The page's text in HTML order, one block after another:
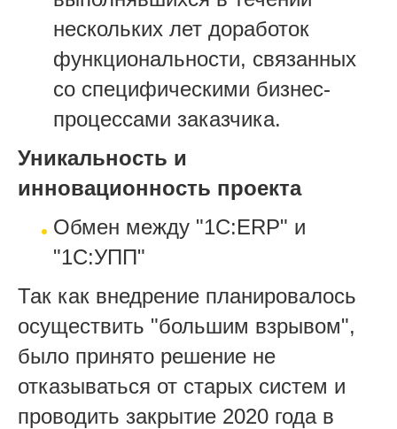
нескольких лет доработок
функциональности, связанных
со специфическими бизнес-
процессами заказчика.
Уникальность и
инновационность проекта
Обмен между "1С:ERP" и
"1C:УПП"
Так как внедрение планировалось
осуществить "большим взрывом",
было принято решение не
отказываться от старых систем и
проводить закрытие 2020 года в